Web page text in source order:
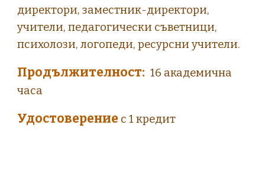
директори, заместник-директори,
учители, педагогически съветници,
психолози, логопеди, ресурсни учители.
Продължителност: 16 академична
часа
Удостоверение с 1 кредит